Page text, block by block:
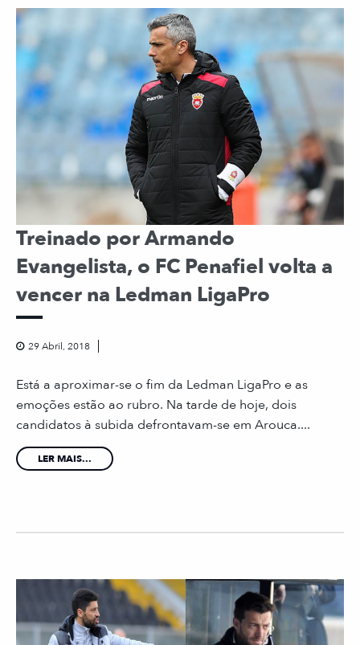
Treinado por Armando
Evangelista, o FC Penafiel volta a
vencer na Ledman LigaPro
29 Abril, 2018
Está a aproximar-se o fim da Ledman LigaPro e as
emoções estão ao rubro. Na tarde de hoje, dois
candidatos à subida defrontavam-se em Arouca....
LER MAIS...